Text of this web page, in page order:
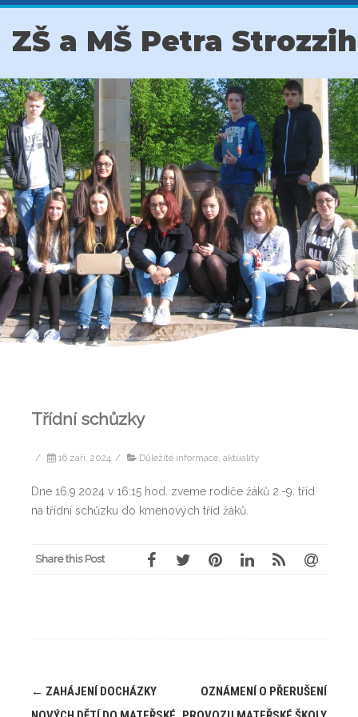
ZŠ a MŠ Petra
Třídní schůzky
/ 16 září, 2024 / Důležité informace, aktuality
Dne 16.9.2024 v 16:15 hod. zveme rodiče žáků 2.-9. tříd
na třídní schůzku do kmenových tříd žáků.
Share this Post
Post
navigation
← ZAHÁJENÍ DOCHÁZKY
OZNÁMENÍ O PŘERUŠENÍ